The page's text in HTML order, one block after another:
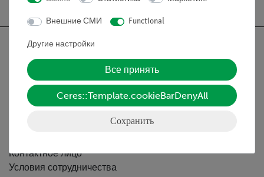
Nach oben
Контактное лицо
Условия сотрудничества
Внешние СМИ Functional
Другие настройки
Все принять
Ceres::Template.cookieBarDenyAll
Сохранить